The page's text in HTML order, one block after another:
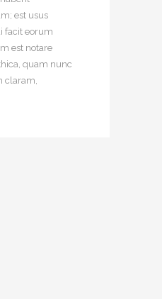
est usus
facit eorum
est notare
quam nunc
claram,